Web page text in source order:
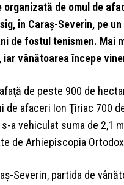
de omul de
în Caraş-Severin, pe
de fostul tenismen. Mai
vânătoarea începe
de peste 900 de
de afaceri Ion Ţiriac 700
a vehiculat suma de 2,1
de Arhiepiscopia
Severin, partida de